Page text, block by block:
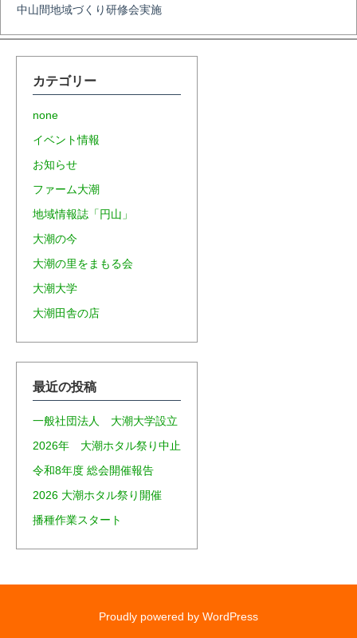
中山間地域づくり研修会実施
カテゴリー
none
イベント情報
お知らせ
ファーム大潮
地域情報誌「円山」
大潮の今
大潮の里をまもる会
大潮大学
大潮田舎の店
最近の投稿
一般社団法人 大潮大学設立
2026年 大潮ホタル祭り中止
令和8年度 総会開催報告
2026 大潮ホタル祭り開催
播種作業スタート
Proudly powered by WordPress